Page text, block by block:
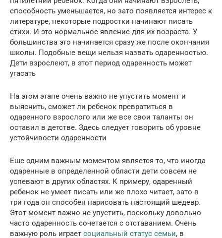
способность уменьшается, но зато появляется интерес к
литературе, некоторые подростки начинают писать
стихи. И это нормальное явление для их возраста. У
большинства это начинается сразу же после окончания
школы. Подобные вещи нельзя назвать одаренностью.
Дети взрослеют, в этот период одаренность может
угасать
На этом этапе очень важно не упустить момент и
выяснить, сможет ли ребенок превратиться в
одаренного взрослого или же все свои таланты он
оставил в детстве. Здесь следует говорить об уровне
устойчивости одаренности
Еще одним важным моментом является то, что иногда
одаренные в определенной области дети совсем не
успевают в других областях. К примеру, одаренный
ребенок не умеет писать или же плохо читает, зато в
три года он способен нарисовать настоящий шедевр.
Этот момент важно не упустить, поскольку довольно
часто одаренность сочетается с отставанием. Очень
важную роль играет социальный статус семьи, в